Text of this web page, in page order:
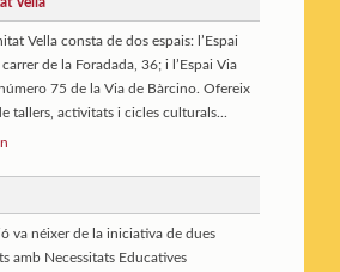
Vella
Vella consta de dos espais: l’Espai
de la Foradada, 36; i l’Espai Via
75 de la Via de Bàrcino. Ofereix
tallers, activitats i cicles culturals...
va néixer de la iniciativa de dues
amb Necessitats Educatives